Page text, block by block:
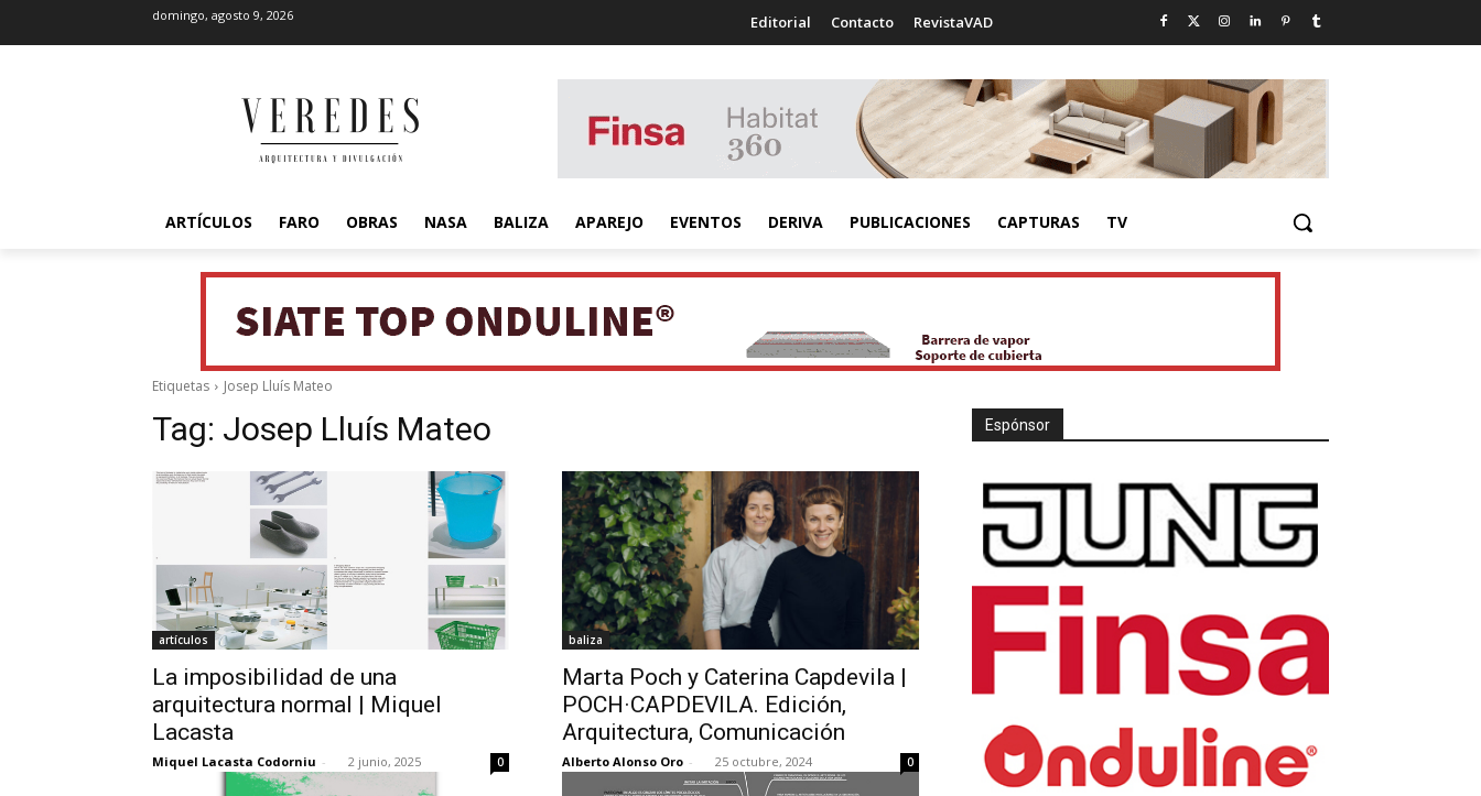
domingo, agosto 9, 2026 Editorial Contacto RevistaVAD
ARTÍCULOS FARO OBRAS NASA BALIZA APAREJO EVENTOS DERIVA PUBLICACIONES CAPTURAS TV
Etiquetas Josep Lluís Mateo
Tag: Josep Lluís Mateo
artículos
La imposibilidad de una
arquitectura normal | Miquel
Lacasta
Miquel Lacasta Codorniu - 2 junio, 2025 0
baliza
Marta Poch y Caterina Capdevila |
POCH·CAPDEVILA. Edición,
Arquitectura, Comunicación
Alberto Alonso Oro - 25 octubre, 2024 0
Espónsor